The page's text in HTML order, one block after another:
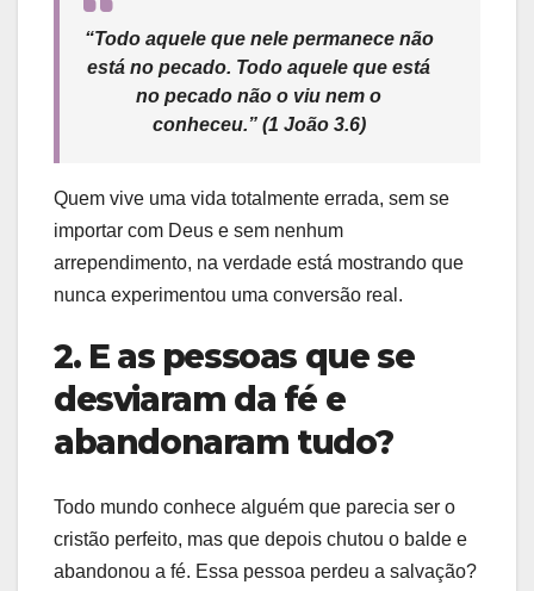
“Todo aquele que nele permanece não
está no pecado. Todo aquele que está
no pecado não o viu nem o
conheceu.” (1 João 3.6)
Quem vive uma vida totalmente errada, sem se
importar com Deus e sem nenhum
arrependimento, na verdade está mostrando que
nunca experimentou uma conversão real.
2. E as pessoas que se
desviaram da fé e
abandonaram tudo?
Todo mundo conhece alguém que parecia ser o
cristão perfeito, mas que depois chutou o balde e
abandonou a fé. Essa pessoa perdeu a salvação?